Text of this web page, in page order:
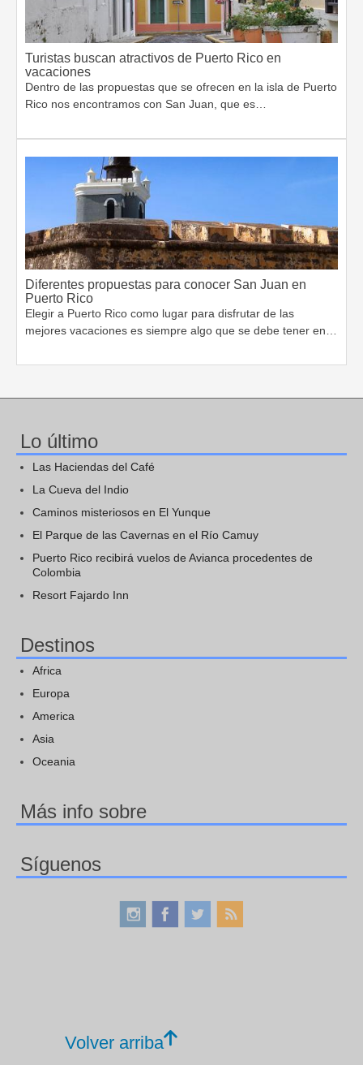
Turistas buscan atractivos de Puerto Rico en
vacaciones
Dentro de las propuestas que se ofrecen en la isla de Puerto
Rico nos encontramos con San Juan, que es…
Diferentes propuestas para conocer San Juan en
Puerto Rico
Elegir a Puerto Rico como lugar para disfrutar de las
mejores vacaciones es siempre algo que se debe tener en…
Lo último
Las Haciendas del Café
La Cueva del Indio
Caminos misteriosos en El Yunque
El Parque de las Cavernas en el Río Camuy
Puerto Rico recibirá vuelos de Avianca procedentes de
Colombia
Resort Fajardo Inn
Destinos
Africa
Europa
America
Asia
Oceania
Más info sobre
Síguenos
Volver arriba